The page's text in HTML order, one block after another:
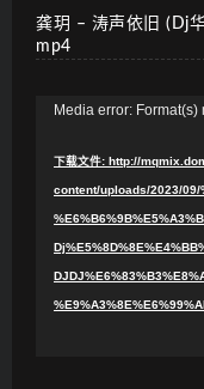
龚玥 – 涛声依旧 (Dj
mp4
Media error:
下载文件: http://
content/uploads/2023/09/